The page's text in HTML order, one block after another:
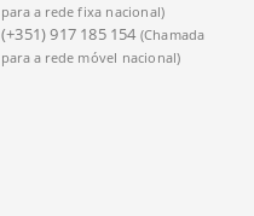
para a rede fixa nacional)
(+351) 917 185 154 (Chamada
para a rede móvel nacional)